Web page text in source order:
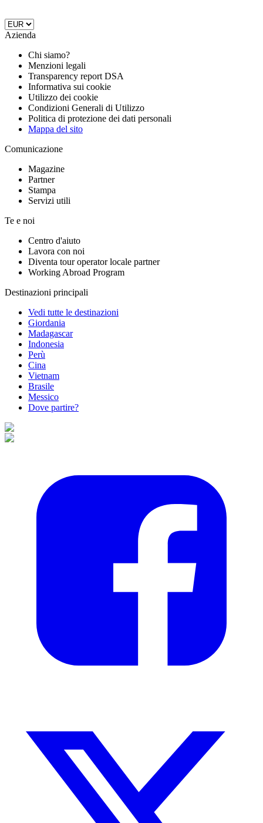
Azienda
Chi siamo?
Menzioni legali
Transparency report DSA
Informativa sui cookie
Utilizzo dei cookie
Condizioni Generali di Utilizzo
Politica di protezione dei dati personali
Mappa del sito
Comunicazione
Magazine
Partner
Stampa
Servizi utili
Te e noi
Centro d'aiuto
Lavora con noi
Diventa tour operator locale partner
Working Abroad Program
Destinazioni principali
Vedi tutte le destinazioni
Giordania
Madagascar
Indonesia
Perù
Cina
Vietnam
Brasile
Messico
Dove partire?